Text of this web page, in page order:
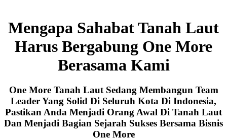
Mengapa Sahabat Tanah Laut
Harus Bergabung One More
Berasama Kami
One More Tanah Laut Sedang Membangun Team
Leader Yang Solid Di Seluruh Kota Di Indonesia,
Pastikan Anda Menjadi Orang Awal Di Tanah Laut
Dan Menjadi Bagian Sejarah Sukses Bersama Bisnis
One More